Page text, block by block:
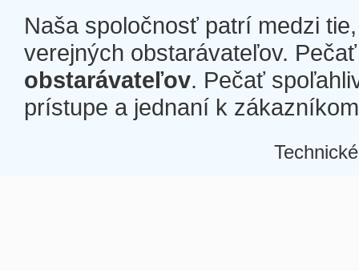
Naša spoločnosť patrí medzi
verejných obstarávateľov.
obstarávateľov. Pečať
prístupe a jednaní k